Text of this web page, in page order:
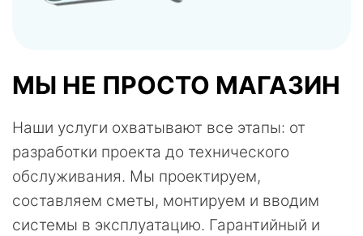
МЫ НЕ ПРОСТО МАГАЗИН
Наши услуги охватывают все этапы: от
разработки проекта до технического
обслуживания. Мы проектируем,
составляем сметы, монтируем и вводим
системы в эксплуатацию. Гарантийный и